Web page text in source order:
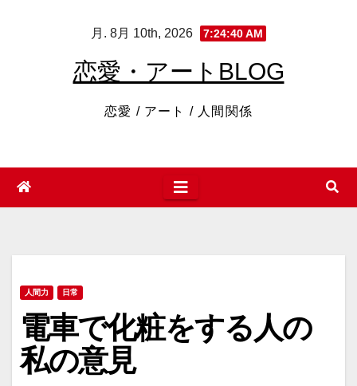
月. 8月 10th, 2026 7:24:41 AM
恋愛・アートBLOG
恋愛 / アート / 人間関係
人間力 日常
電車で化粧をする人の
私の意見